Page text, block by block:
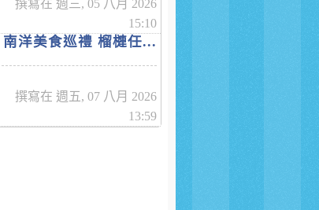
撰寫在 週三, 05 八月 2026
15:10
南洋美食巡禮 榴槤任...
撰寫在 週五, 07 八月 2026
13:59